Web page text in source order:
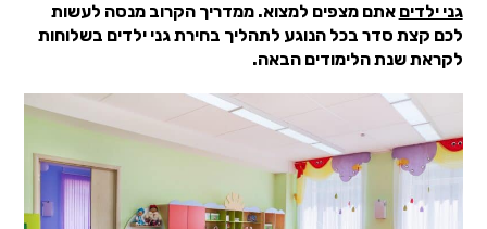
גני ילדים אתם מצפים למצוא. ממדריך הקרוב מנסה לעשות
לכם קצת סדר בכל הנוגע לתהליך בחירת גני ילדים בשלוחות
לקראת שנת הלימודים הבאה.